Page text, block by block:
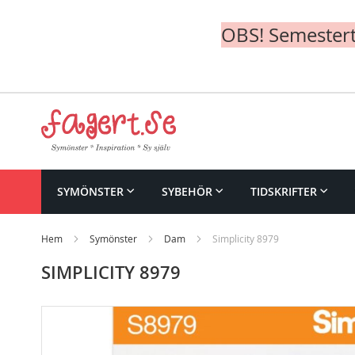
OBS!
Content
SYMÖNSTER SYBEHÖR TIDSKRIFTER
Hem Symönster Dam Simplicity 8979
SIMPLICITY 8979